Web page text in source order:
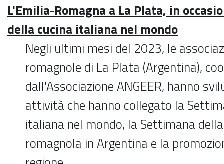
L'Emilia-Romagna a La Plata, in
della cucina italiana nel mondo
Negli ultimi mesi del 2023, le
romagnole di La Plata (Argentina),
dall'Associazione ANGEER, hanno
attività che hanno collegato la
italiana nel mondo, la Settimana
romagnola in Argentina e la